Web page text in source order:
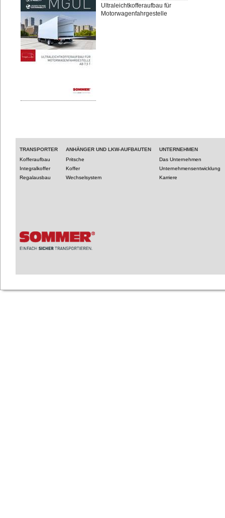
Ultraleichtkofferaufbau für
Motorwagenfahrgestelle
TRANSPORTER
Kofferaufbau
Integralkoffer
Regalausbau
ANHÄNGER UND LKW-AUFBAUTEN
Pritsche
Koffer
Wechselsystem
UNTERNEHMEN
Das Unternehmen
Unternehmensentwicklung
Karriere